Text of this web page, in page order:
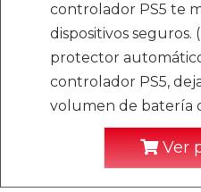
controlador PS5 te
dispositivos seguros.
protector
controlador PS5,
volumen de batería
Ver